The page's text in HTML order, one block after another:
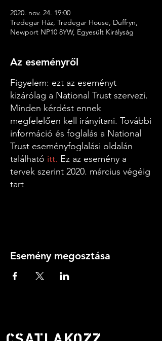
2020. nov. 24. 19:00
Tredegar Ház, Tredegar House, Duffryn,
Newport NP10 8YW, Egyesült Királyság
Az eseményről
Figyelem: ezt az eseményt
kizárólag a National Trust szervezi.
Minden kérdést ennek
megfelelően kell irányítani. További
információ és foglalás a National
Trust eseményfoglalási oldalán
található itt. Ez az esemény a
tervek szerint 2020. március végéig
tart
chartista mozgósult és vonult
Newport felé, hogy megmutassa,
hogy támogatja a politikai
Esemény megosztása